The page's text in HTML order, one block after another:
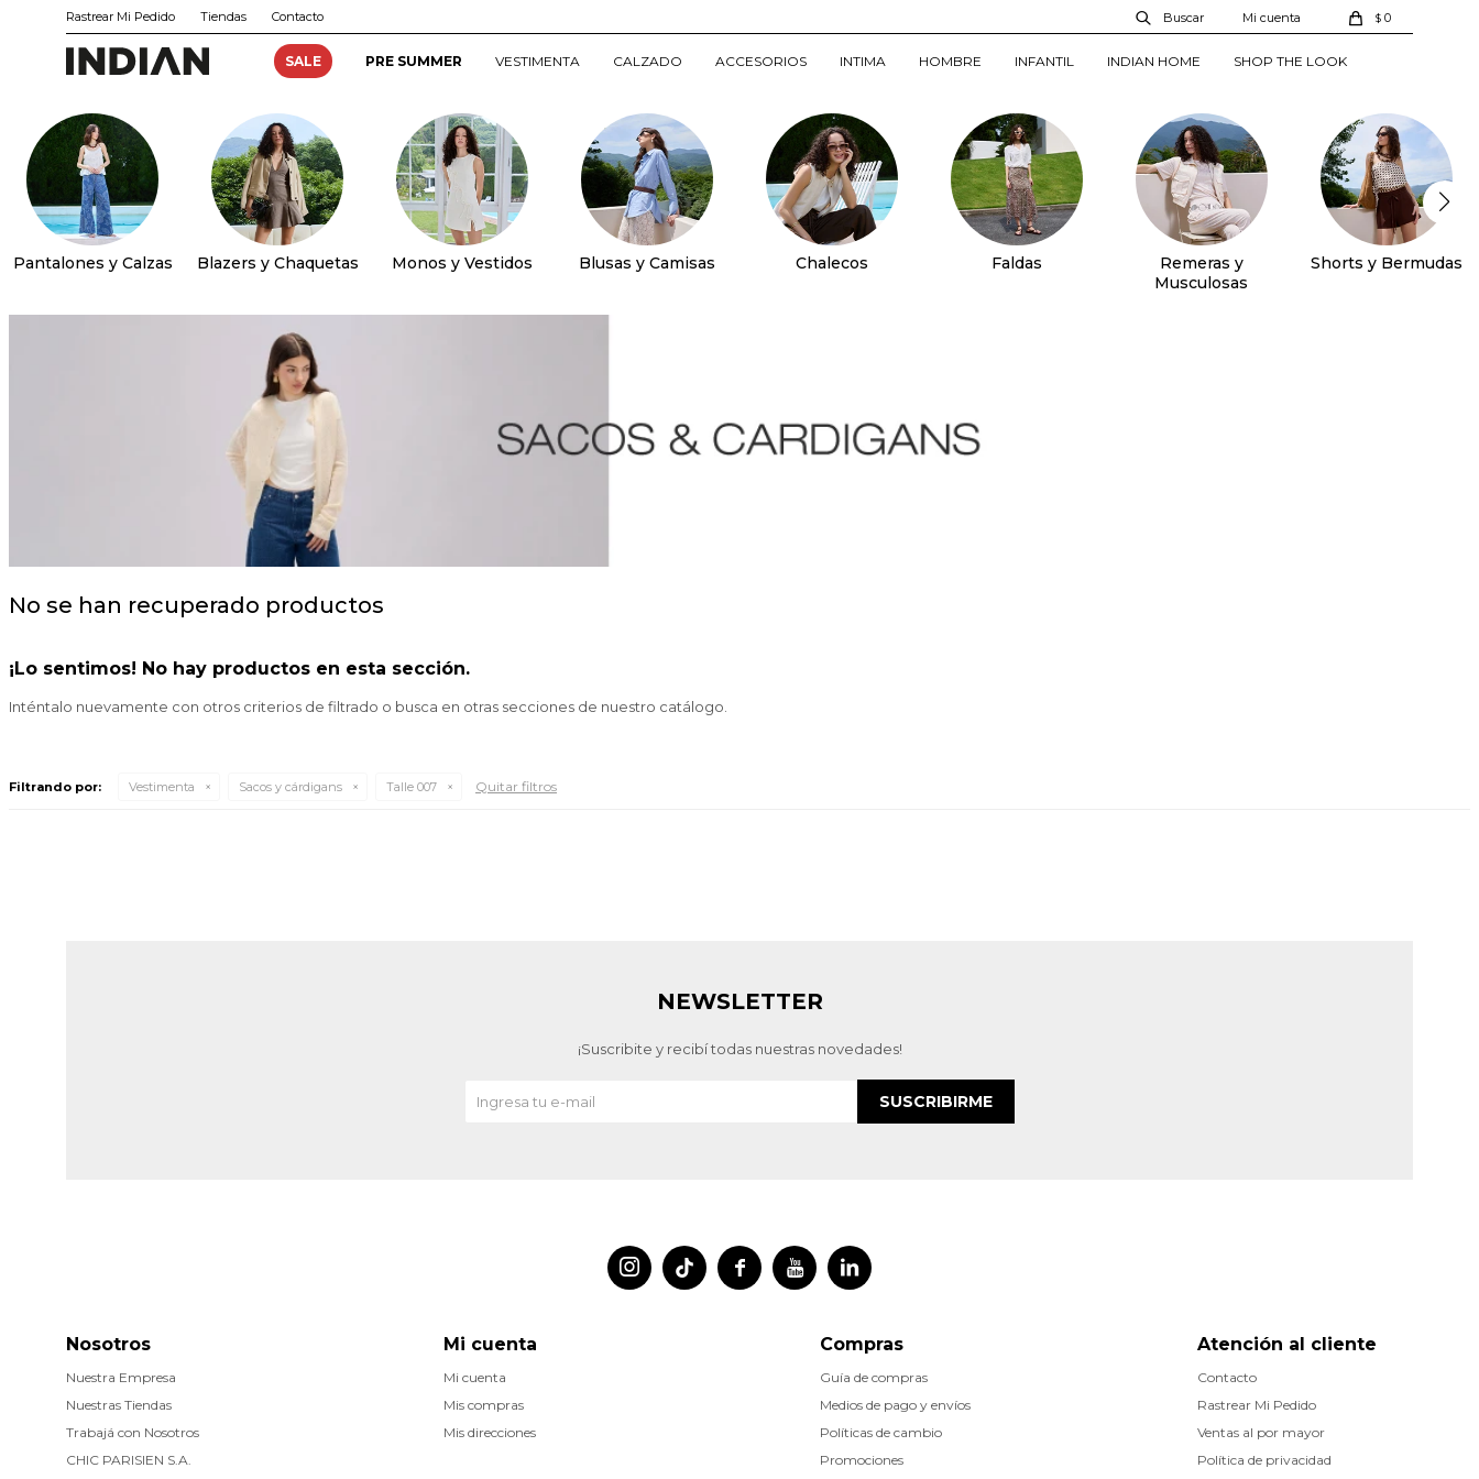
SALE PRE SUMMER VESTIMENTA CALZADO ACCESORIOS INTIMA HOMBRE INFANTIL INDIAN HOME SHOP THE LOOK
$ 0
Rastrear Mi Pedido Tiendas Contacto
Pantalones y Calzas Blazers y Chaquetas Monos y Vestidos Blusas y Camisas Chalecos Faldas
Remeras y
Musculosas
Shorts y Bermudas
No se han recuperado productos
¡Lo sentimos! No hay productos en esta sección.
Inténtalo nuevamente con otros criterios de filtrado o busca en otras secciones de nuestro catálogo.
Filtrando por: Vestimenta Sacos y cárdigans Talle 007 Quitar filtros
 
 
Atención al cliente
Contacto
Rastrear Mi Pedido
Ventas al por mayor
Política de privacidad
Nosotros
Nuestra Empresa
Nuestras Tiendas
Trabajá con Nosotros
CHIC PARISIEN S.A.
Compras
Guía de compras
Medios de pago y envíos
Políticas de cambio
Promociones
Mi cuenta
Mi cuenta
Mis compras
Mis direcciones
NEWSLETTER
¡Suscribite y recibí todas nuestras novedades!
SUSCRIBIRME